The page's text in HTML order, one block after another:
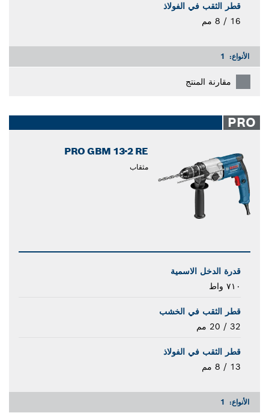
قطر الثقب في الفولاذ
16 / 8 مم
الأنواع: 1
مقارنة المنتج
PRO
PRO GBM 13-2 RE
مثقاب
قدرة الدخل الاسمية
٧١٠ واط
قطر الثقب في الخشب
32 / 20 مم
قطر الثقب في الفولاذ
13 / 8 مم
الأنواع: 1